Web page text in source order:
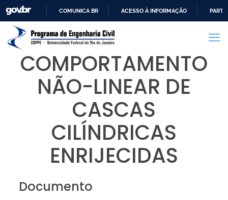
PARA
CONTEÚDO
COMUNICA BR ACESSO À INFORMAÇÃO
COMPORTAMENTO
NÃO-LINEAR DE
CASCAS
CILÍNDRICAS
ENRIJECIDAS
Documento